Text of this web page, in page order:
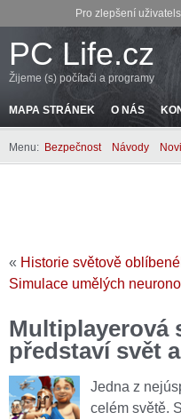
Pro zlepšení
PC Life.cz
Žijeme (s) počítači a programy
MAPA STRÁNEK O NÁS
Menu: Bezpečnost Návody
« Historie světově
Simulace umělých
Multiplayerová
představí svět
Jedna z
celém světě.